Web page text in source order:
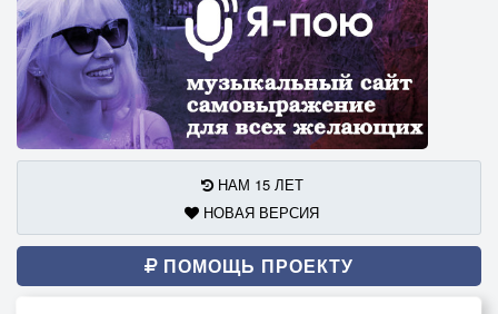
НАМ 15 ЛЕТ
НОВАЯ ВЕРСИЯ
ПОМОЩЬ ПРОЕКТУ